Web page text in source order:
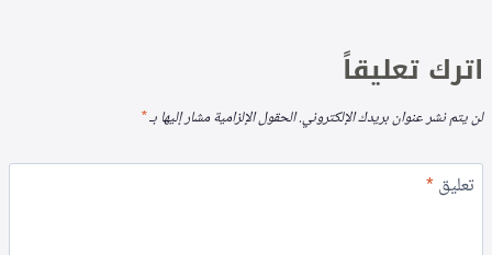
اترك تعليقاً
لن يتم نشر عنوان بريدك الإلكتروني.الحقول الإلزامية مشار إليها بـ*
تعليق*